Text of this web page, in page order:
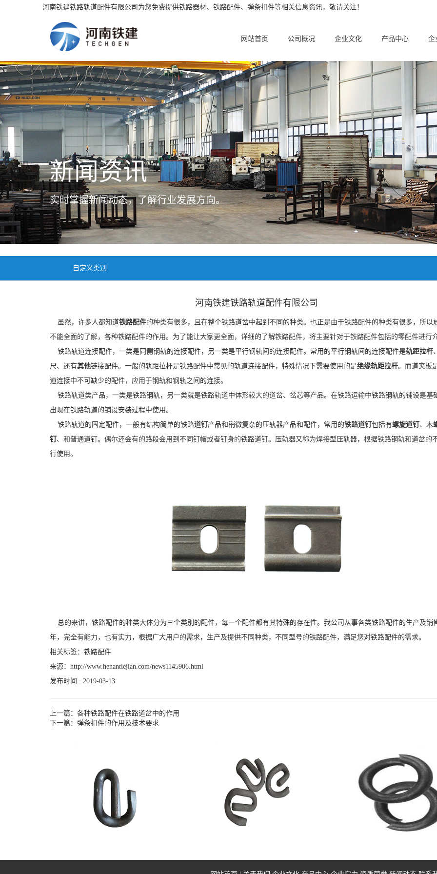
河南铁建铁路轨道配件有限公司为您免费提供铁路器材、铁路配件、弹条扣件等相关信息资讯，敬请关注！
网站首页 公司概况 企业文化 产品中心 企
新闻资讯
实时掌握新闻动态，了解行业发展方向。
自定义类别
河南铁建铁路轨道配件有限公司
虽然，许多人都知道铁路配件的种类有很多，且在整个铁路道岔中起到不同的种类。也正是由于铁路配件的种类有很多，所以
不能全面的了解，各种铁路配件的作用。为了能让大家更全面，详细的了解铁路配件，将主要针对于铁路配件包括的零配件进行
铁路轨道连接配件，一类是同侧钢轨的连接配件，另一类是平行钢轨间的连接配件。常用的平行钢轨间的连接配件是轨距拉杆
尺、还有其他链接配件。一般的轨距拉杆是铁路配件中常见的轨道连接配件，特殊情况下需要使用的是绝缘轨距拉杆。而道夹板
道连接中不可缺少的配件，应用于钢轨和钢轨之间的连接。
铁路轨道类产品，一类是铁路钢轨，另一类就是铁路轨道中体形较大的道岔、岔芯等产品。在铁路运输中铁路钢轨的铺设是基
出现在铁路轨道的铺设安装过程中使用。
铁路轨道的固定配件，一般有结构简单的铁路道钉 产品和稍微复杂的压轨器产品和配件，常用的铁路道钉 包括有螺旋道钉 、木
钉 、和普通道钉。偶尔还会有的路段会用到不同钉帽或者钉身的铁路道钉。压轨器又称为焊接型压轨器，根据铁路钢轨和道岔的
行使用。
总的来讲，铁路配件的种类大体分为三个类别的配件，每一个配件都有其特殊的存在性。我公司从事各类铁路配件的生产及销
年，完全有能力，也有实力，根据广大用户的需求，生产及提供不同种类，不同型号的铁路配件，满足您对铁路配件的需求。
相关标签：铁路配件
来源： http://www.henantiejian.com/news1145906.html
发布时间 : 2019-03-13
上一篇： 各种铁路配件在铁路道岔中的作用
下一篇： 弹条扣件的作用及技术要求